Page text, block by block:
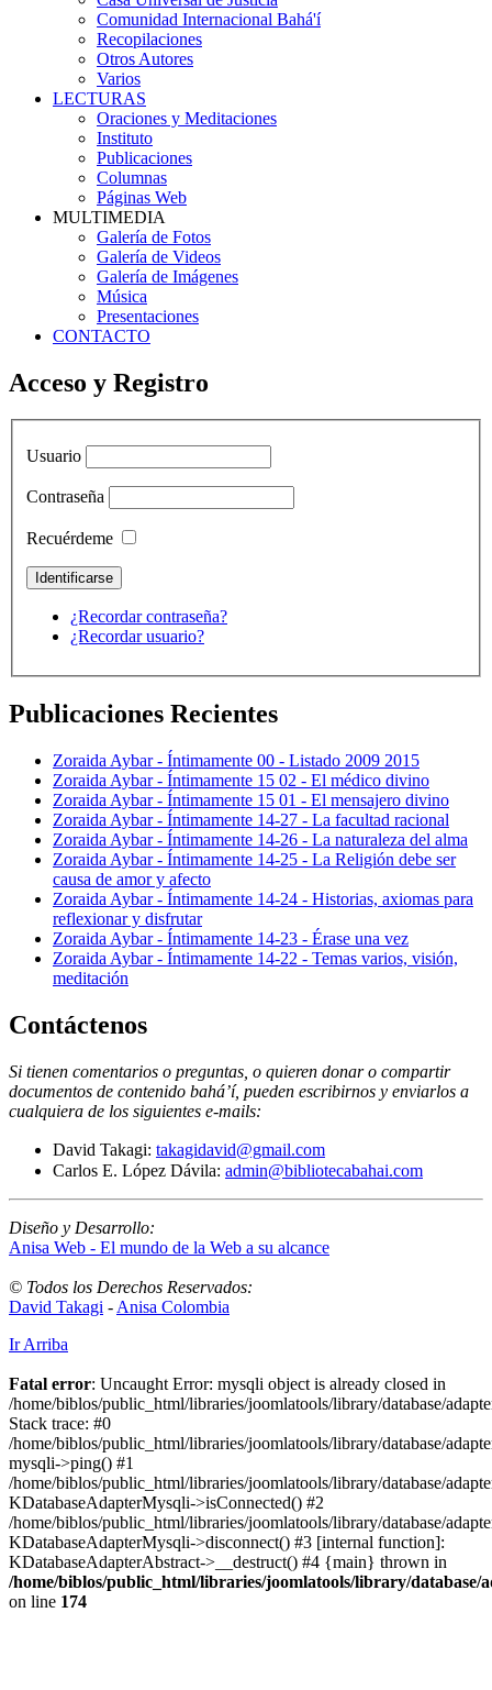
Comunidad Internacional Bahá'í
Recopilaciones
Otros Autores
Varios
LECTURAS
Oraciones y Meditaciones
Instituto
Publicaciones
Columnas
Páginas Web
MULTIMEDIA
Galería de Fotos
Galería de Videos
Galería de Imágenes
Música
Presentaciones
CONTACTO
Acceso y Registro
Usuario
Contraseña
Recuérdeme
¿Recordar contraseña?
¿Recordar usuario?
Publicaciones Recientes
Zoraida Aybar - Íntimamente 00 - Listado 2009 2015
Zoraida Aybar - Íntimamente 15 02 - El médico divino
Zoraida Aybar - Íntimamente 15 01 - El mensajero divino
Zoraida Aybar - Íntimamente 14-27 - La facultad racional
Zoraida Aybar - Íntimamente 14-26 - La naturaleza del alma
Zoraida Aybar - Íntimamente 14-25 - La Religión debe ser
causa de amor y afecto
Zoraida Aybar - Íntimamente 14-24 - Historias, axiomas para
reflexionar y disfrutar
Zoraida Aybar - Íntimamente 14-23 - Érase una vez
Zoraida Aybar - Íntimamente 14-22 - Temas varios, visión,
meditación
Contáctenos
Si tienen comentarios o preguntas, o quieren donar o compartir
documentos de contenido bahá’í, pueden escribirnos y enviarlos a
cualquiera de los siguientes e-mails:
David Takagi: takagidavid@gmail.com
Carlos E. López Dávila: admin@bibliotecabahai.com
Diseño y Desarrollo:
Anisa Web - El mundo de la Web a su alcance
© Todos los Derechos Reservados:
David Takagi - Anisa Colombia
Ir Arriba
Fatal error: Uncaught Error: mysqli object is already closed in
/home/biblos/public_html/libraries/joomlatools/library/database/
Stack trace: #0
/home/biblos/public_html/libraries/joomlatools/library/database/
mysqli->ping() #1
/home/biblos/public_html/libraries/joomlatools/library/database/
KDatabaseAdapterMysqli->isConnected() #2
/home/biblos/public_html/libraries/joomlatools/library/database/
KDatabaseAdapterMysqli->disconnect() #3 [internal function]:
KDatabaseAdapterAbstract->__destruct() #4 {main} thrown in
/home/biblos/public_html/libraries/joomlatools/library/database/
on line 174